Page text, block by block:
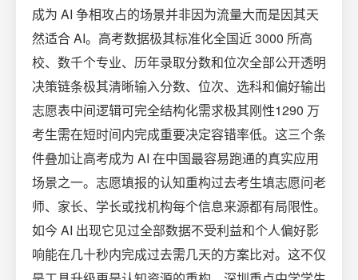
成为 AI 争相攻占的场景并非因为流量大而是因其天
然适合 AI。高考数据极其标准化全国近 3000 所高
校、数千个专业、历年录取分数和位次全部公开透明
决策链条极其清晰输入分数、位次、选科和偏好输出
志愿表中间逻辑可完全结构化需求极其刚性1290 万
考生需在短时间内完成重要决定容错率低。这三个条
件叠加让高考成为 AI 在中国最容易跑通的真实应用
场景之一。志愿填报的认知重构过去考生填志愿问老
师、家长、学长或找机构每个信息来源都有局限性。
如今 AI 出现它见过全部数据不受利益和个人偏好影
响能在几十秒内完成过去需几天的方案比对。这不仅